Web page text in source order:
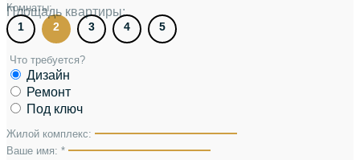
Площадь квартиры:
Комнаты:
1 2 3 4 5
Что требуется?
Дизайн
Ремонт
Под ключ
Жилой комплекс:
Ваше имя: *